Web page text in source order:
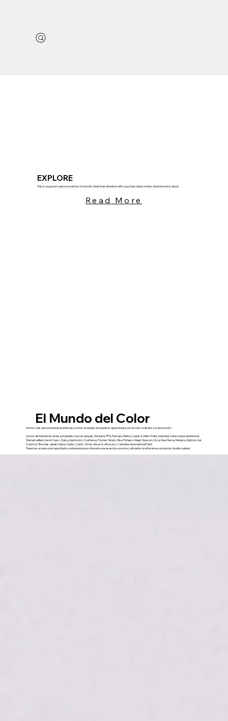
EXPLORE
This is a space to welcome visitors to the site. Grab their attention with copy that clearly states what the site is about.
Read More
El Mundo del Color
Somos más que una tienda de pinturas; somos un equipo de expertos apasionados por el color, el diseño y la decoración.
Somos distribuidores de las principales marcas del país, Montana, PPG, Flamuko, Reinco, Super A, Metro Paint, Quimidal, Venezolana de pinturas,
Sherwin william, tecni Cuarz, Dalca, Quimicolor, Couttenye, Polyder, Nikato, Sika, Pintapro, Magic Gypsum, Orca, Maxi Gama, Manpica, Óptima Vial,
ConstruY, Brochas Jabali, Cebra, Cedex, Castic, Vimar, Abracol, Ultra seco. Carboline, International Paint.
Tenemos un personal capacitado y entrenado para ofrecerte una asesoría correcta y eficiente. te ofrecemos productos de alta calidad.